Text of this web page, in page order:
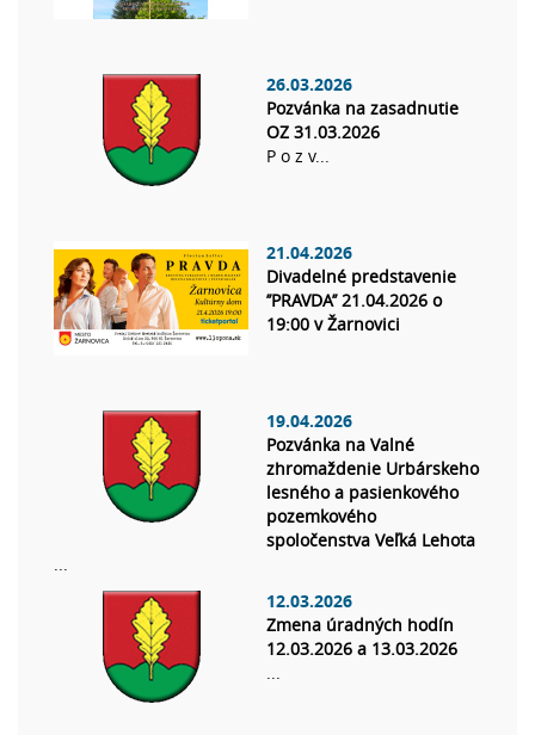
26.03.2026
Pozvánka na zasadnutie
OZ 31.03.2026
P o z v...
21.04.2026
Divadelné predstavenie
’’PRAVDA’’ 21.04.2026 o
19:00 v Žarnovici
19.04.2026
Pozvánka na Valné
zhromaždenie Urbárskeho
lesného a pasienkového
pozemkového
spoločenstva Veľká Lehota
...
12.03.2026
Zmena úradných hodín
12.03.2026 a 13.03.2026
...